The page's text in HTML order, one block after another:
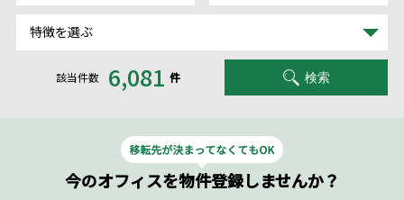
特徴を選ぶ
該当件数 6,081 件 検索
今のオフィスを物件登録しませんか？